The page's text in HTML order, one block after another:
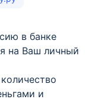
в банке
на Ваш личный
и